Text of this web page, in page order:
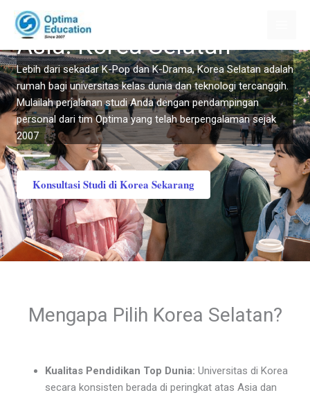
content
Depan di Jantung Inovasi
Asia: Korea Selatan
Lebih dari sekadar K-Pop dan K-Drama, Korea Selatan adalah
rumah bagi universitas kelas dunia dan teknologi tercanggih.
Mulailah perjalanan studi Anda dengan pendampingan
personal dari tim Optima yang telah berpengalaman sejak
2007
Konsultasi Studi di Korea Sekarang
Mengapa Pilih Korea Selatan?
Kualitas Pendidikan Top Dunia: Universitas di Korea
secara konsisten berada di peringkat atas Asia dan